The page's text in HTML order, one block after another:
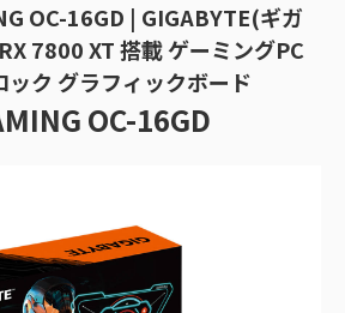
OC-16GD | GIGABYTE(ギガ
7800 XT 搭載 ゲーミングPC
ック グラフィックボード
OC-16GD